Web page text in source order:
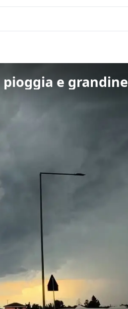
e grandine